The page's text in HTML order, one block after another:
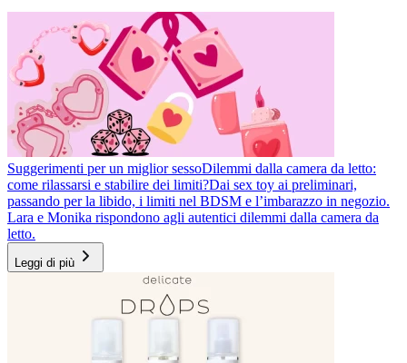
Suggerimenti per un miglior sessoDilemmi dalla camera da letto:
come rilassarsi e stabilire dei limiti?Dai sex toy ai preliminari,
passando per la libido, i limiti nel BDSM e l’imbarazzo in negozio.
Lara e Monika rispondono agli autentici dilemmi dalla camera da
letto.
Leggi di più